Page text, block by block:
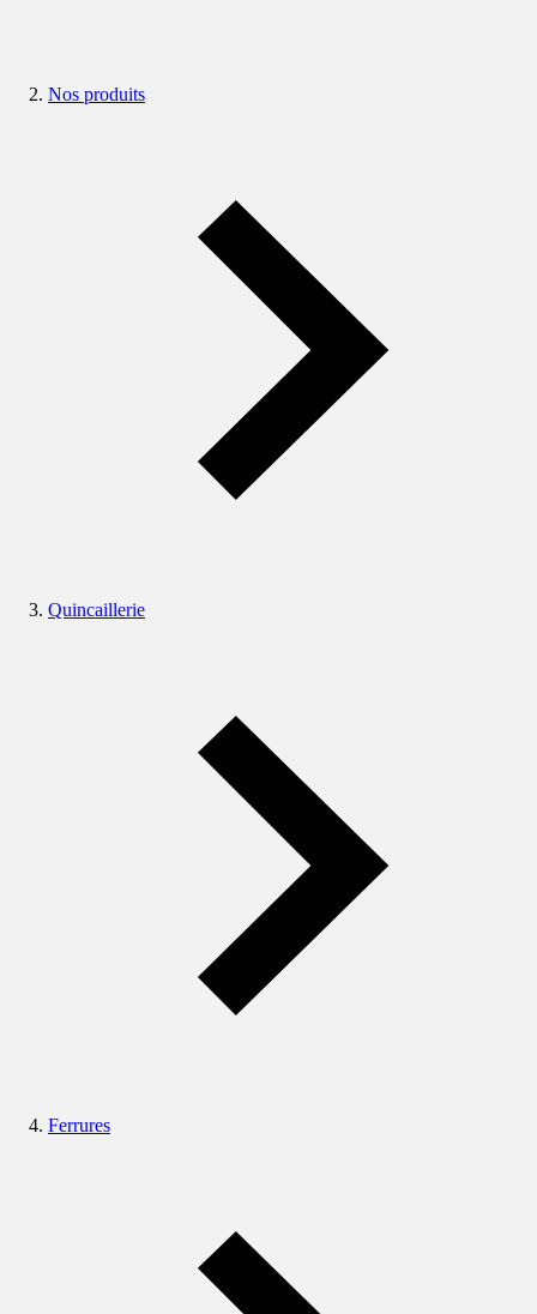
Nos produits
Quincaillerie
Ferrures